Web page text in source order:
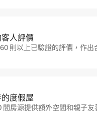
人評價
則以上已驗證的評價，作出
度假屋
間房源提供額外空間和親子友